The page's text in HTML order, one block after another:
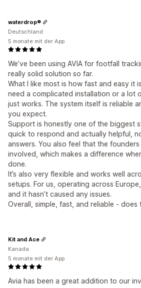
We’ve been using AVIA for footfall
really solid solution so far.
What I like most is how fast and easy it
need a complicated installation or a lot
just works. The system itself is reliable
you expect.
Support is honestly one of the biggest
quick to respond and actually helpful,
answers. You also feel that the
involved, which makes a difference
done.
It’s also very flexible and works well
setups. For us, operating across
and it hasn’t caused any issues.
Overall, simple, fast, and reliable - does
waterdrop®
Deutschland
5 monate mit der App
Avia has been a great addition to our
Kit and Ace
Kanada
5 monate mit der App